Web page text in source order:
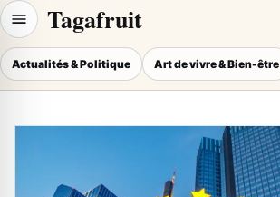
Tagafruit
Actualités & Politique Art de vivre & Bien-être